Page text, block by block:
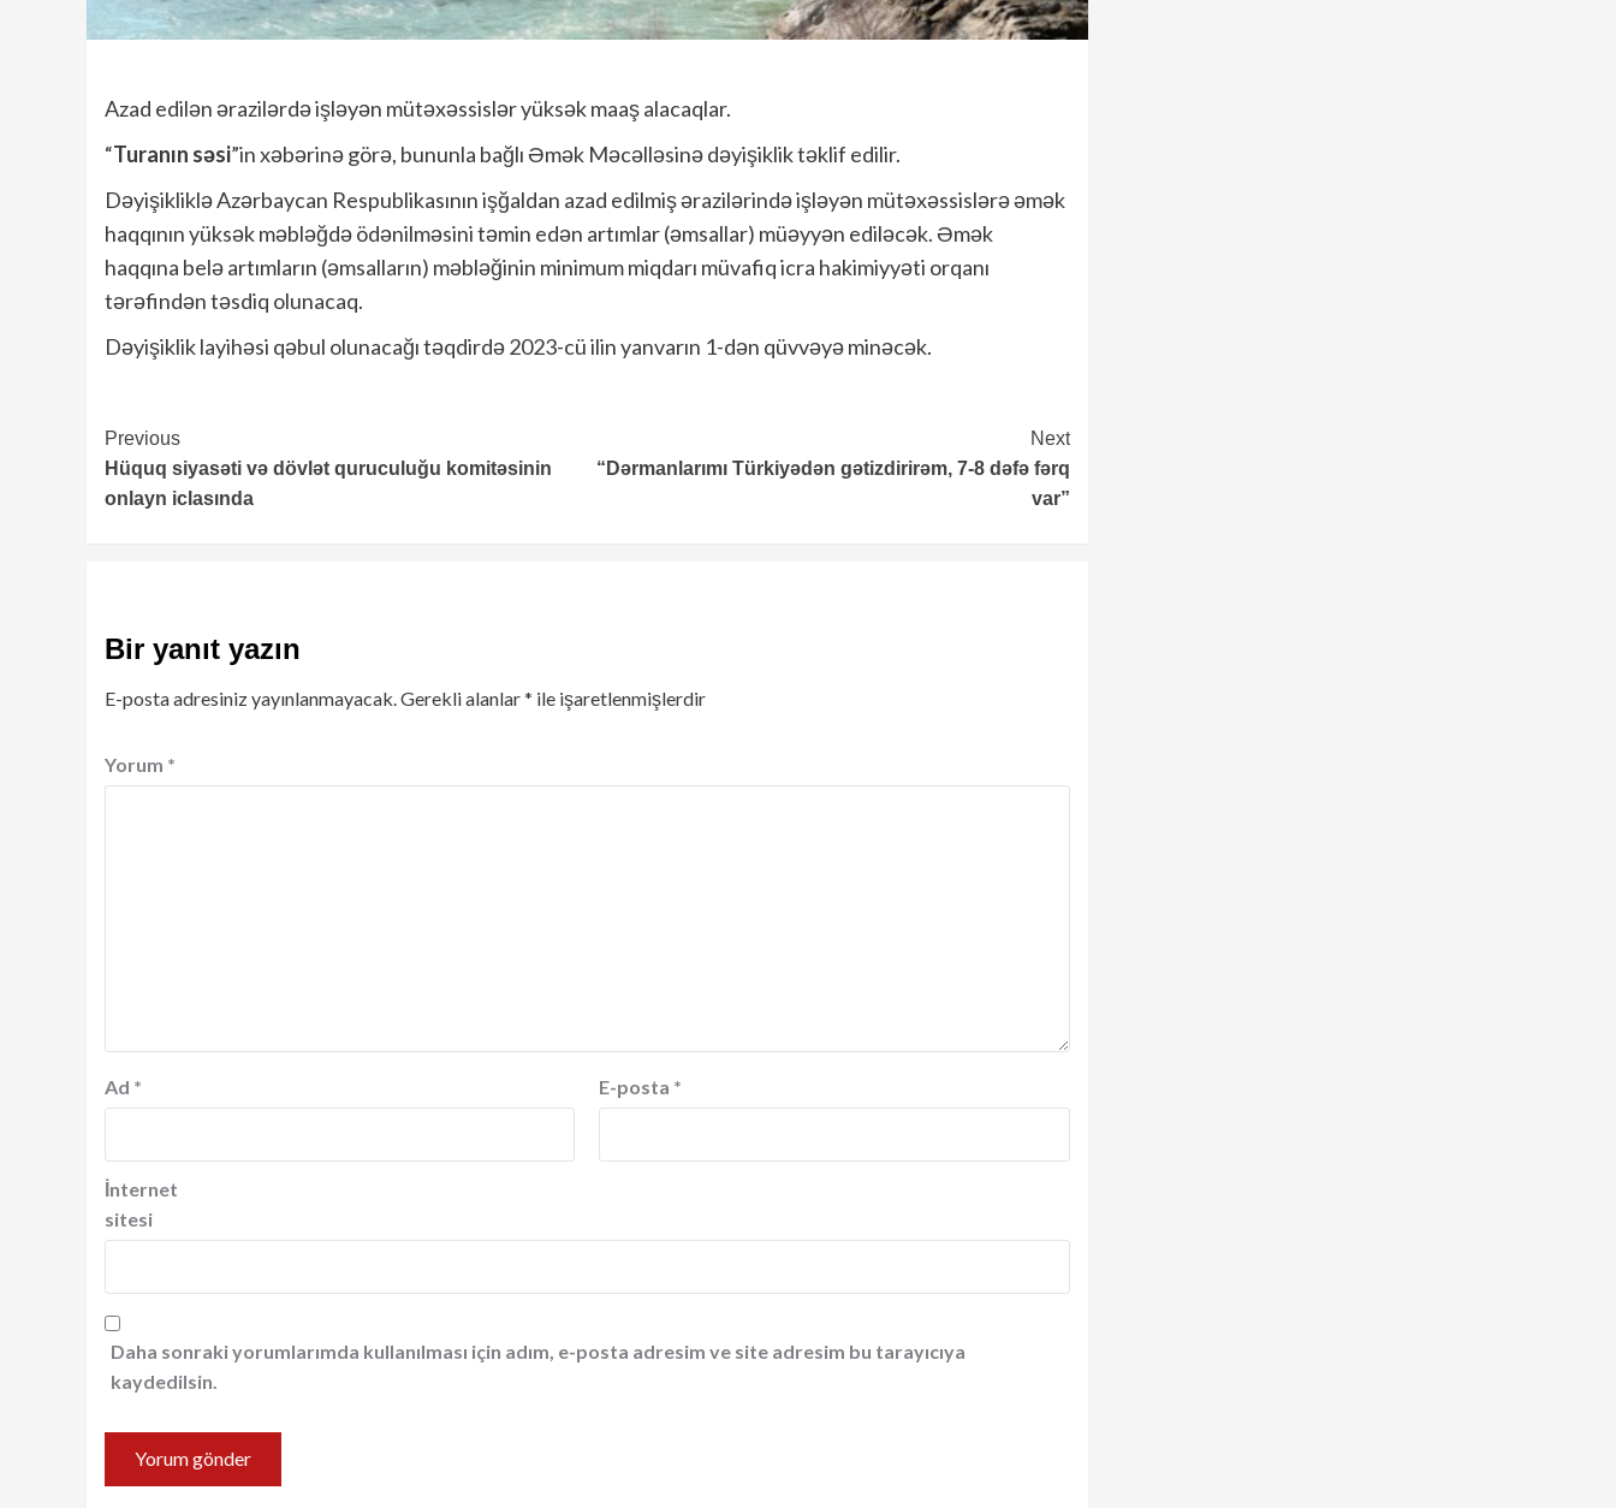
Azad edilən ərazilərdə işləyən mütəxəssislər yüksək maaş alacaqlar.
“Turanın səsi”in xəbərinə görə, bununla bağlı Əmək Məcəlləsinə dəyişiklik təklif edilir.
Dəyişikliklə Azərbaycan Respublikasının işğaldan azad edilmiş ərazilərində işləyən mütəxəssislərə əmək
haqqının yüksək məbləğdə ödənilməsini təmin edən artımlar (əmsallar) müəyyən ediləcək. Əmək
haqqına belə artımların (əmsalların) məbləğinin minimum miqdarı müvafiq icra hakimiyyəti orqanı
tərəfindən təsdiq olunacaq.
Dəyişiklik layihəsi qəbul olunacağı təqdirdə 2023-cü ilin yanvarın 1-dən qüvvəyə minəcək.
Continue
Reading
Previous
Hüquq siyasəti və dövlət quruculuğu komitəsinin
onlayn iclasında
Next
“Dərmanlarımı Türkiyədən gətizdirirəm, 7-8 dəfə fərq
var”
Bir yanıt yazın
E-posta adresiniz yayınlanmayacak. Gerekli alanlar* ile işaretlenmişlerdir
Yorum *
Ad * E-posta *
İnternet
sitesi
Daha sonraki yorumlarımda kullanılması için adım, e-posta adresim ve site adresim bu tarayıcıya
kaydedilsin.